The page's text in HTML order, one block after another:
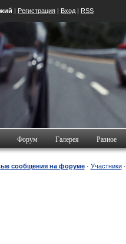
| Регистрация | Вход | RSS
Форум Галерея Разное
сообщения на форуме· Участники·